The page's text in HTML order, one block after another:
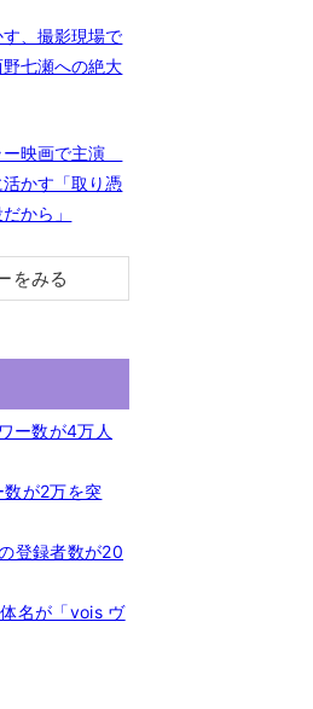
、撮影現場で
七瀬への絶大
ー映画で主演
かす「取り憑
から」
をみる
ー数が4万人
が2万を突
登録者数が20
名が「vois ヴ